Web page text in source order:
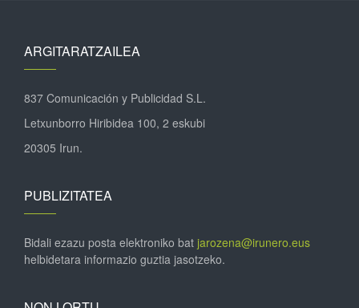
ARGITARATZAILEA
837 Comunicación y Publicidad S.L.
Letxunborro Hiribidea 100, 2 eskubi
20305 Irun.
PUBLIZITATEA
Bidali ezazu posta elektroniko bat jarozena@irunero.eus
helbidetara informazio guztia jasotzeko.